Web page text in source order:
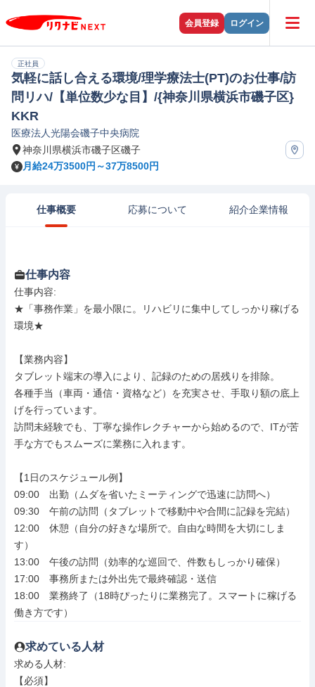
会員登録 ログイン
正社員
気軽に話し合える環境/理学療法士(PT)のお仕事/訪
問リハ/【単位数少な目】/{神奈川県横浜市磯子区}
KKR
医療法人光陽会磯子中央病院
神奈川県横浜市磯子区磯子
月給24万3500円～37万8500円
仕事概要 応募について 紹介企業情報
仕事内容
仕事内容:
★「事務作業」を最小限に。リハビリに集中してしっかり稼げる
環境★
【業務内容】
タブレット端末の導入により、記録のための居残りを排除。
各種手当（車両・通信・資格など）を充実させ、手取り額の底上
げを行っています。
訪問未経験でも、丁寧な操作レクチャーから始めるので、ITが苦
手な方でもスムーズに業務に入れます。
【1日のスケジュール例】
09:00　出勤（ムダを省いたミーティングで迅速に訪問へ）
09:30　午前の訪問（タブレットで移動中や合間に記録を完結）
12:00　休憩（自分の好きな場所で。自由な時間を大切にしま
す）
13:00　午後の訪問（効率的な巡回で、件数もしっかり確保）
17:00　事務所または外出先で最終確認・送信
18:00　業務終了（18時ぴったりに業務完了。スマートに稼げる
働き方です）
求めている人材
求める人材:
【必須】